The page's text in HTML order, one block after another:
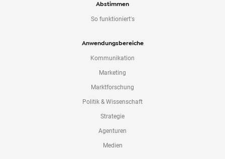
Abstimmen
So funktioniert's
Anwendungsbereiche
Kommunikation
Marketing
Marktforschung
Politik & Wissenschaft
Strategie
Agenturen
Medien